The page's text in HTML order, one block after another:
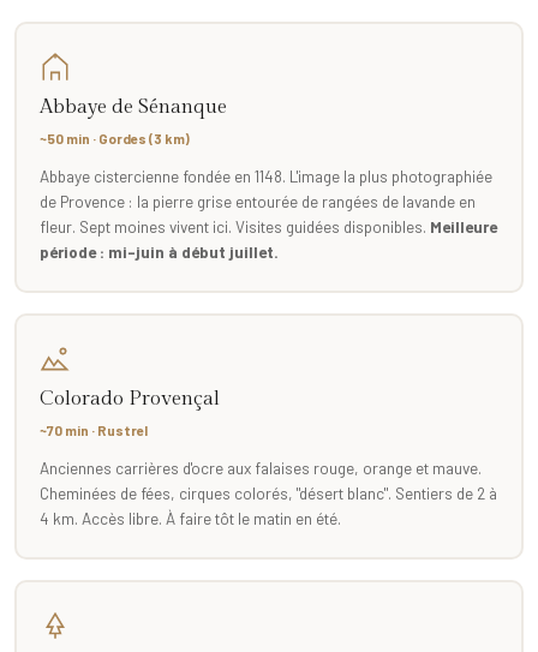
Abbaye de Sénanque
~50 min · Gordes (3 km)
Abbaye cistercienne fondée en 1148. L'image la plus photographiée
de Provence : la pierre grise entourée de rangées de lavande en
fleur. Sept moines vivent ici. Visites guidées disponibles. Meilleure
période : mi-juin à début juillet.
Colorado Provençal
~70 min · Rustrel
Anciennes carrières d'ocre aux falaises rouge, orange et mauve.
Cheminées de fées, cirques colorés, "désert blanc". Sentiers de 2 à
4 km. Accès libre. À faire tôt le matin en été.